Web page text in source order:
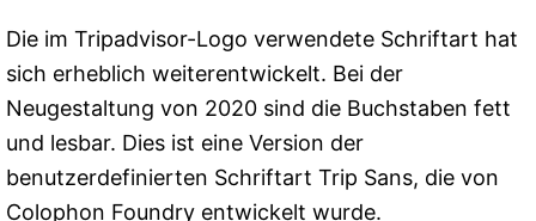
Die im Tripadvisor-Logo verwendete Schriftart hat
sich erheblich weiterentwickelt. Bei der
Neugestaltung von 2020 sind die Buchstaben fett
und lesbar. Dies ist eine Version der
benutzerdefinierten Schriftart Trip Sans, die von
Colophon Foundry entwickelt wurde.